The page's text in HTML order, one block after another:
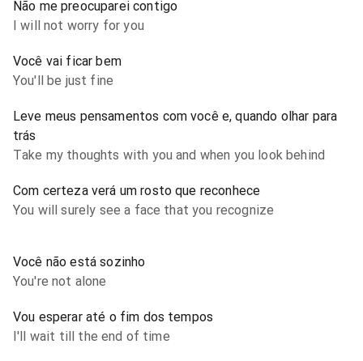
Não me preocuparei contigo
I will not worry for you
Você vai ficar bem
You'll be just fine
Leve meus pensamentos com você e, quando olhar para
trás
Take my thoughts with you and when you look behind
Com certeza verá um rosto que reconhece
You will surely see a face that you recognize
Você não está sozinho
You're not alone
Vou esperar até o fim dos tempos
I'll wait till the end of time